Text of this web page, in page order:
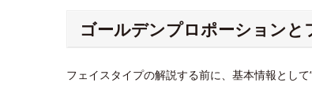
ゴールデンプロポーションと
フェイスタイプの解説する前に、基本情報とし